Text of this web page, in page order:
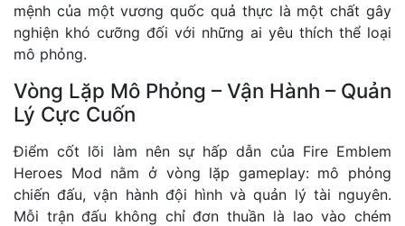
mệnh của một vương quốc quả thực là một chất gây
nghiện khó cưỡng đối với những ai yêu thích thể loại
mô phỏng.
Vòng Lặp Mô Phỏng – Vận Hành – Quản
Lý Cực Cuốn
Điểm cốt lõi làm nên sự hấp dẫn của Fire Emblem
Heroes Mod nằm ở vòng lặp gameplay: mô phỏng
chiến đấu, vận hành đội hình và quản lý tài nguyên.
Mỗi trận đấu không chỉ đơn thuần là lao vào chém